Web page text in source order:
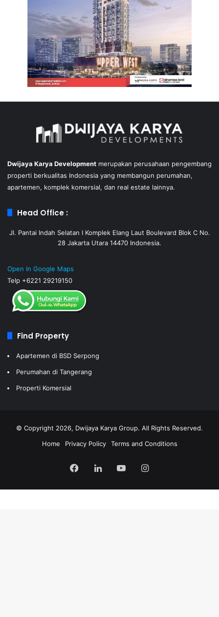
Dwijaya Karya Development merupakan perusahaan pengembang
properti berkualitas Indonesia yang membangun perumahan,
apartemen, komplek komersial, dan real estate lainnya.
Head Office :
Jl. Pantai Indah Selatan I Komplek Elang Laut Boulevard Blok C No.
28 Jakarta Utara 14470 Indonesia.
Open In Google Maps
Telp +6221 29219150
Find Property
Apartemen di BSD Serpong
Perumahan di Tangerang
Properti Komersial
© Copyright 2026, Dwijaya Karya Group. All Rights Reserved.
Home
Privacy Policy Terms and Conditions